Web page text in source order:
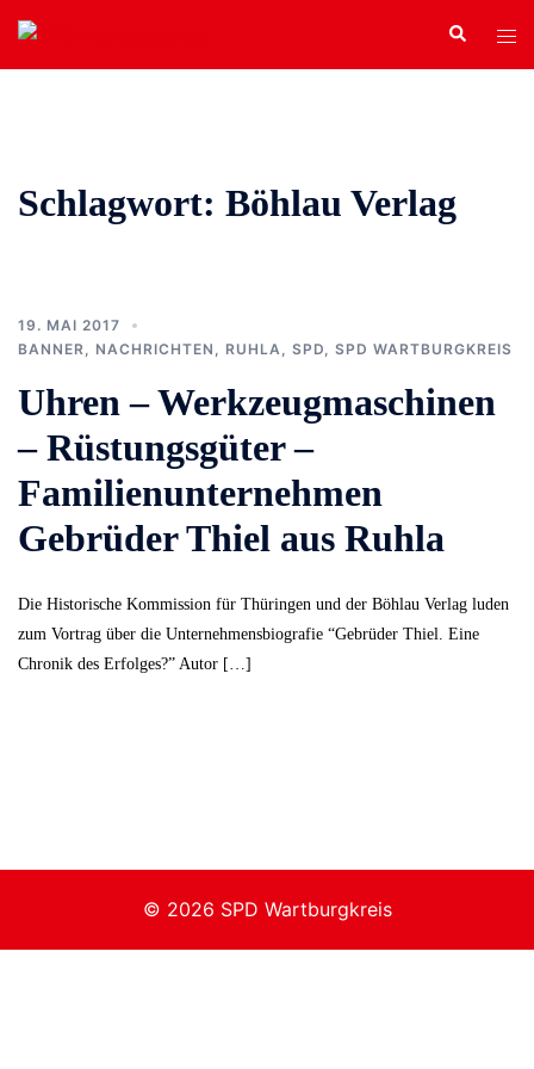
Zum
Inhalt
springen
Search
Schlagwort: Böhlau Verlag
19. MAI 2017
BANNER
NACHRICHTEN RUHLA SPD SPD WARTBURGKREIS
Uhren – Werkzeugmaschinen
– Rüstungsgüter –
Familienunternehmen
Gebrüder Thiel aus Ruhla
Die Historische Kommission für Thüringen und der Böhlau Verlag luden
zum Vortrag über die Unternehmensbiografie “Gebrüder Thiel. Eine
Chronik des Erfolges?” Autor […]
© 2026 SPD Wartburgkreis